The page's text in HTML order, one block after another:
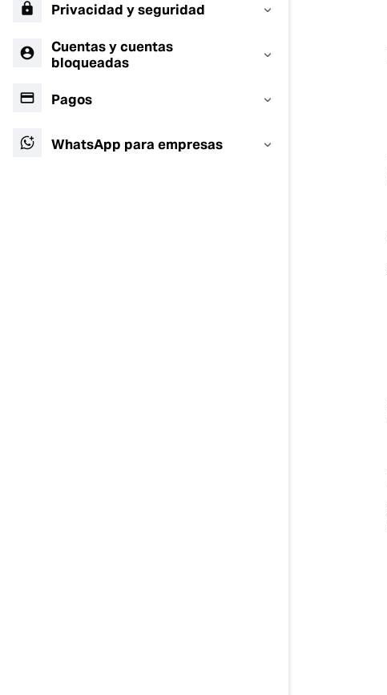
Privacidad y seguridad
Cuentas y cuentas
bloqueadas
Pagos
WhatsApp para empresas